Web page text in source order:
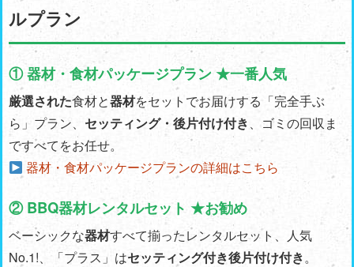
ルプラン
① 器材・食材パッケージプラン ★一番人気
厳選された食材と器材をセットでお届けする「完全手ぶ
ら」プラン、 セッティング・後片付け付き、ゴミの回収ま
ですべてをお任せ。
器材・食材パッケージプランの詳細はこちら
② BBQ器材レンタルセット ★お勧め
ベーシックな器材すべて揃ったレンタルセット、人気
No.1!、「プラス」はセッティング付き後片付け付き。